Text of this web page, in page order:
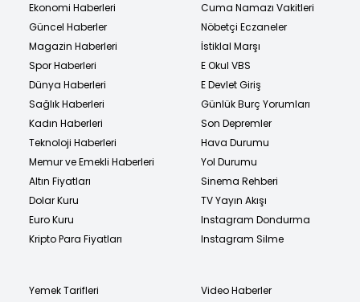
Ekonomi Haberleri
Güncel Haberler
Magazin Haberleri
Spor Haberleri
Dünya Haberleri
Sağlık Haberleri
Kadın Haberleri
Teknoloji Haberleri
Memur ve Emekli Haberleri
Altın Fiyatları
Dolar Kuru
Euro Kuru
Kripto Para Fiyatları
Cuma Namazı Vakitleri
Nöbetçi Eczaneler
İstiklal Marşı
E Okul VBS
E Devlet Giriş
Günlük Burç Yorumları
Son Depremler
Hava Durumu
Yol Durumu
Sinema Rehberi
TV Yayın Akışı
Instagram Dondurma
Instagram Silme
Yemek Tarifleri
Video Haberler